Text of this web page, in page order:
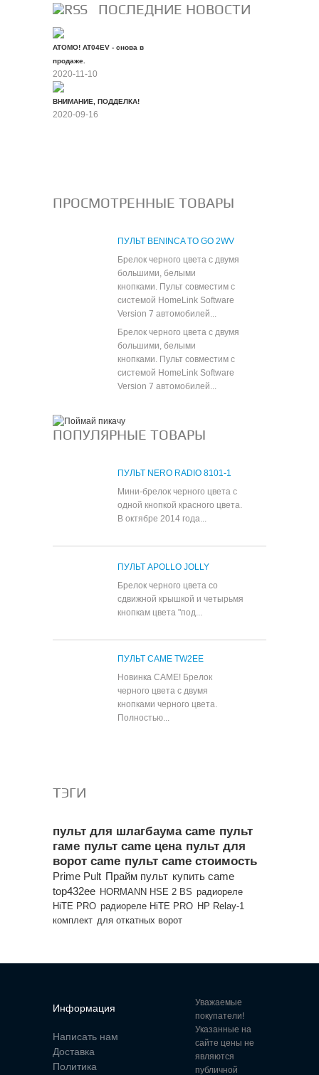
ПОСЛЕДНИЕ НОВОСТИ
ATOMO! AT04EV - снова в
продаже.
2020-11-10
ВНИМАНИЕ, ПОДДЕЛКА!
2020-09-16
ПРОСМОТРЕННЫЕ ТОВАРЫ
ПУЛЬТ BENINCA TO GO 2WV
Брелок черного цвета с двумя
большими, белыми
кнопками. Пульт совместим с
системой HomeLink Software
Version 7 автомобилей...
Брелок черного цвета с двумя
большими, белыми
кнопками. Пульт совместим с
системой HomeLink Software
Version 7 автомобилей...
ПОПУЛЯРНЫЕ ТОВАРЫ
ПУЛЬТ NERO RADIO 8101-1
Мини-брелок черного цвета с
одной кнопкой красного цвета.
В октябре 2014 года...
ПУЛЬТ APOLLO JOLLY
Брелок черного цвета со
сдвижной крышкой и четырьмя
кнопкам цвета "под...
ПУЛЬТ CAME TW2EE
Новинка CAME! Брелок
черного цвета с двумя
кнопками черного цвета.
Полностью...
ТЭГИ
пульт для шлагбаума came пульт
гаме пульт came цена пульт для
ворот came пульт came стоимость
Prime Pult Прайм пульт купить came
top432ee HORMANN HSE 2 BS радиореле
HiTE PRO радиореле HiTE PRO HP Relay-1
комплект для откатных ворот
Информация
Написать нам
Доставка
Политика
Уважаемые
покупатели!
Указанные на
сайте цены не
являются
публичной